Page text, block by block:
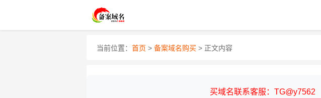
当前位置： 首页 > 备案域名购买 > 正文内容
买域名联系客服：TG@y7562